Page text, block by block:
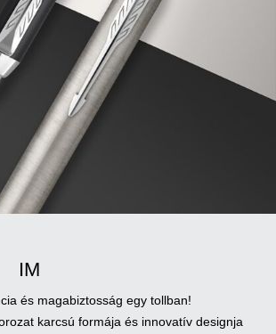
IM
és magabiztosság egy tollban!
karcsú formája és innovatív designja